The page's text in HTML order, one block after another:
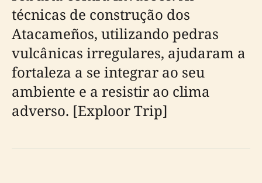
técnicas de construção dos
Atacameños, utilizando pedras
vulcânicas irregulares, ajudaram a
fortaleza a se integrar ao seu
ambiente e a resistir ao clima
adverso. [Exploor Trip]